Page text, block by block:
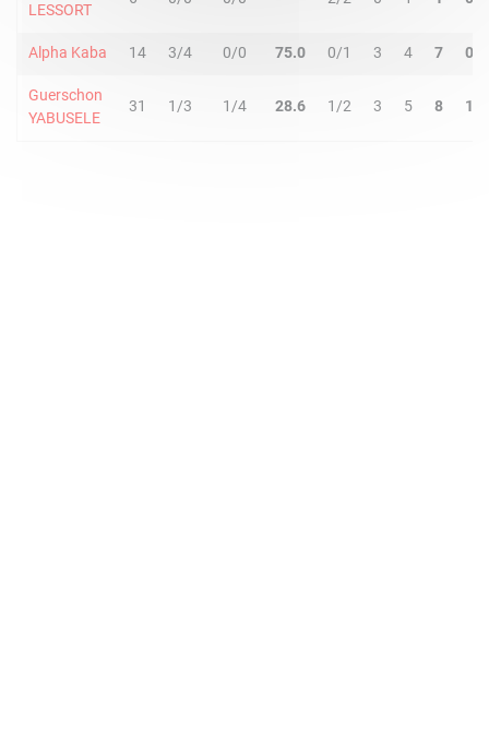
LESSORT
Alpha Kaba 14 3/4 0/0 75.0 0/1 3 4 7 0
Guerschon
YABUSELE
31 1/3 1/4 28.6 1/2 3 5 8 1